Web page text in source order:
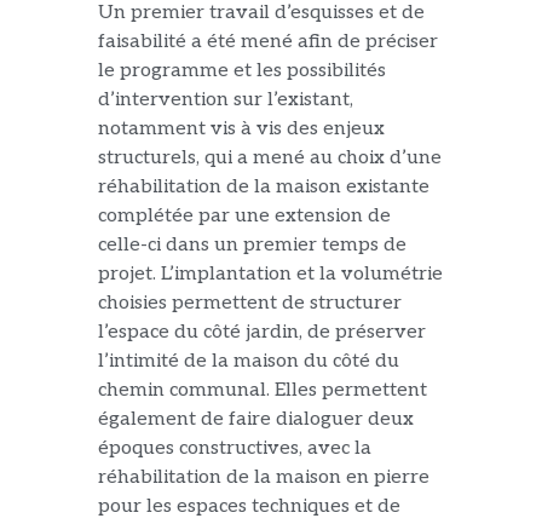
Un premier travail d’esquisses et de
faisabilité a été mené afin de préciser
le programme et les possibilités
d’intervention sur l’existant,
notamment vis à vis des enjeux
structurels, qui a mené au choix d’une
réhabilitation de la maison existante
complétée par une extension de
celle-ci dans un premier temps de
projet. L’implantation et la volumétrie
choisies permettent de structurer
l’espace du côté jardin, de préserver
l’intimité de la maison du côté du
chemin communal. Elles permettent
également de faire dialoguer deux
époques constructives, avec la
réhabilitation de la maison en pierre
pour les espaces techniques et de